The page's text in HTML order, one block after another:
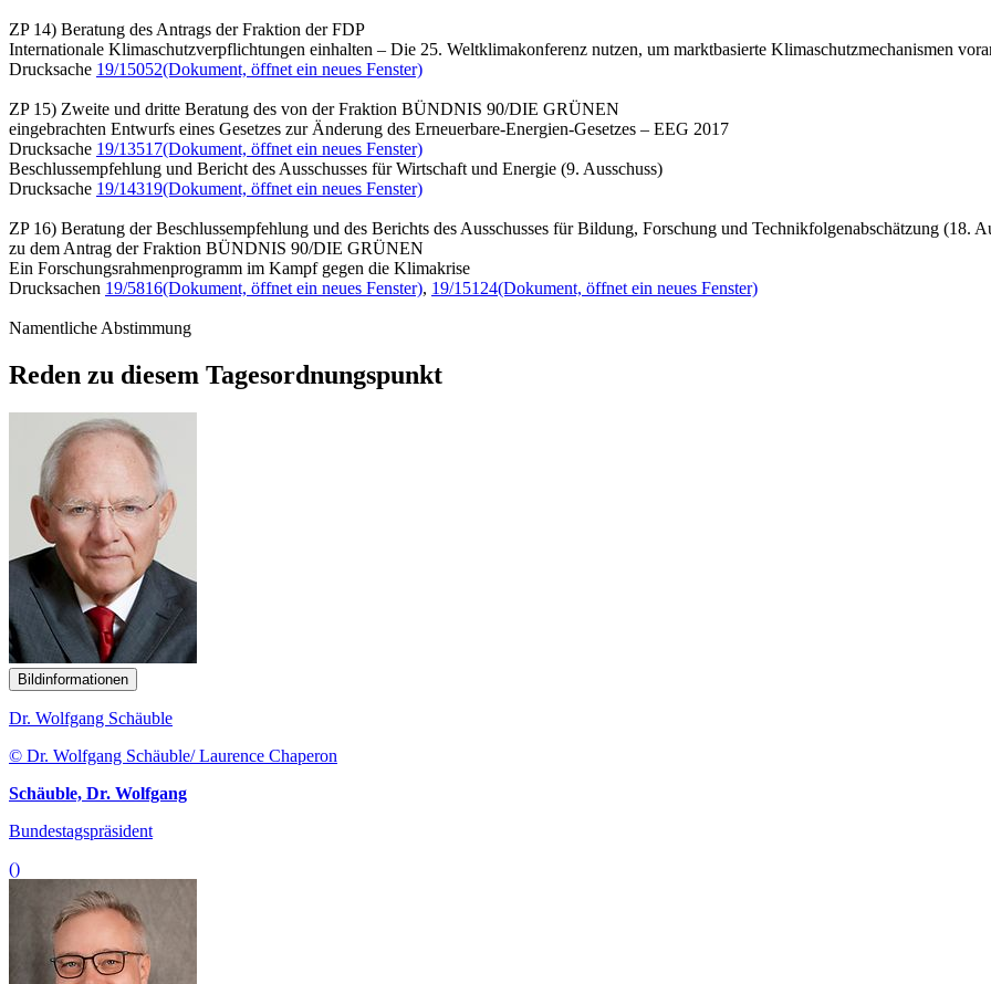
ZP 14) Beratung des Antrags der Fraktion der FDP
Internationale Klimaschutzverpflichtungen einhalten – Die 25. Weltklimakonferenz nutzen, um marktbasierte Klimaschutzmechanismen
Drucksache 19/15052(Dokument, öffnet ein neues Fenster)
ZP 15) Zweite und dritte Beratung des von der Fraktion BÜNDNIS 90/DIE GRÜNEN
eingebrachten Entwurfs eines Gesetzes zur Änderung des Erneuerbare-Energien-Gesetzes – EEG 2017
Drucksache 19/13517(Dokument, öffnet ein neues Fenster)
Beschlussempfehlung und Bericht des Ausschusses für Wirtschaft und Energie (9. Ausschuss)
Drucksache 19/14319(Dokument, öffnet ein neues Fenster)
ZP 16) Beratung der Beschlussempfehlung und des Berichts des Ausschusses für Bildung, Forschung und Technikfolgenabschätzung (18.
zu dem Antrag der Fraktion BÜNDNIS 90/DIE GRÜNEN
Ein Forschungsrahmenprogramm im Kampf gegen die Klimakrise
Drucksachen 19/5816(Dokument, öffnet ein neues Fenster), 19/15124(Dokument, öffnet ein neues Fenster)
Namentliche Abstimmung
Reden zu diesem Tagesordnungspunkt
Bildinformationen
Dr. Wolfgang Schäuble
© Dr. Wolfgang Schäuble/ Laurence Chaperon
Schäuble, Dr. Wolfgang
Bundestagspräsident
()